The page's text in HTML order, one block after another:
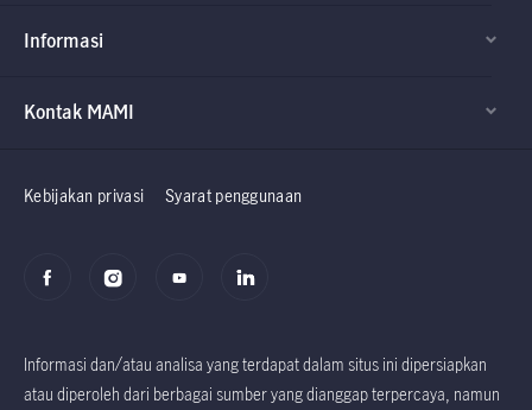
Informasi
Factsheet dan
Kontak MAMI
Kebijakan privasi Syarat penggunaan
Informasi dan/atau analisa yang terdapat dalam situs ini dipersiapkan
atau diperoleh dari berbagai sumber yang dianggap terpercaya, namun